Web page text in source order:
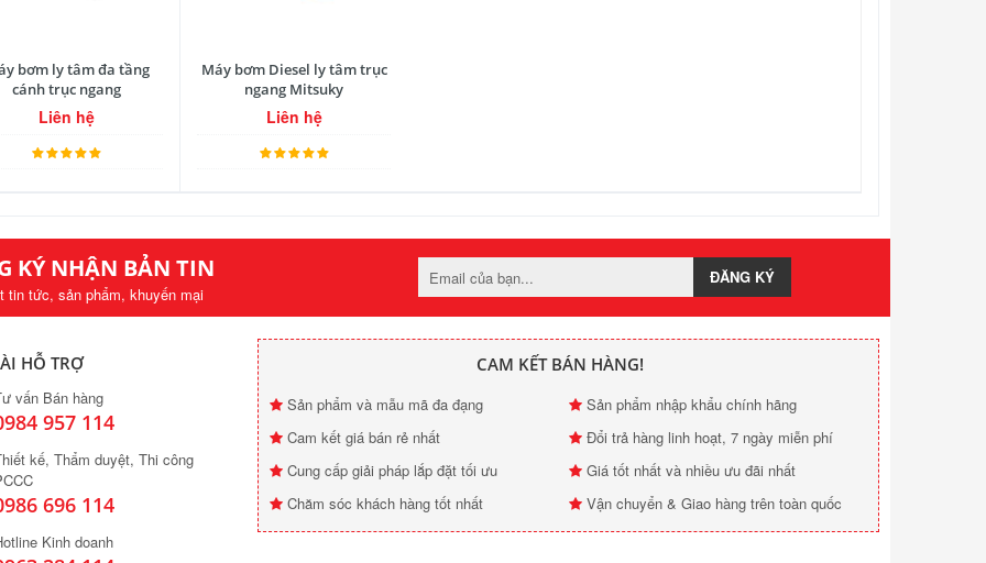
bơm ly tâm đa tầng
cánh trục ngang
Liên hệ
Máy bơm Diesel ly tâm trục
ngang Mitsuky
Liên hệ
KÝ NHẬN BẢN TIN
tin tức, sản phẩm, khuyến mại
ĐĂNG KÝ
HỖ TRỢ
vấn Bán hàng
957 114
kế, Thẩm duyệt, Thi công
696 114
Kinh doanh
CAM KẾT BÁN HÀNG!
Sản phẩm và mẫu mã đa đạng
Sản phẩm nhập khẩu chính hãng
Cam kết giá bán rẻ nhất
Đổi trả hàng linh hoạt, 7 ngày miễn phí
Cung cấp giải pháp lắp đặt tối ưu
Giá tốt nhất và nhiều ưu đãi nhất
Chăm sóc khách hàng tốt nhất
Vận chuyển & Giao hàng trên toàn quốc